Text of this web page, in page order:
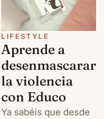
LIFESTYLE
Aprende a
desenmascarar
la violencia
con Educo
Ya sabéis que desde